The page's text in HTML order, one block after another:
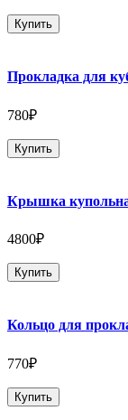
Купить
Прокладка для
780₽
Купить
Крышка
4800₽
Купить
Кольцо для
770₽
Купить